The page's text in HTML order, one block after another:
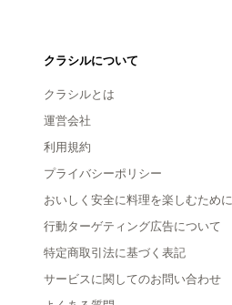
クラシルについて
クラシルとは
運営会社
利用規約
プライバシーポリシー
おいしく安全に料理を楽しむために
行動ターゲティング広告について
特定商取引法に基づく表記
サービスに関してのお問い合わせ